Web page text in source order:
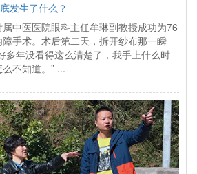
发生了什么？
中医医院眼科主任牟琳副教授成功为76
手术。术后第二天，拆开纱布那一瞬
多年没看得这么清楚了，我手上什么时
不知道。” ...